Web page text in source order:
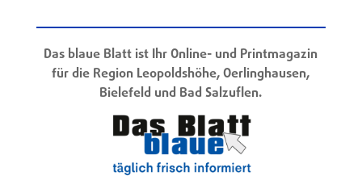
Das blaue Blatt ist Ihr Online- und Printmagazin
für die Region Leopoldshöhe, Oerlinghausen,
Bielefeld und Bad Salzuflen.